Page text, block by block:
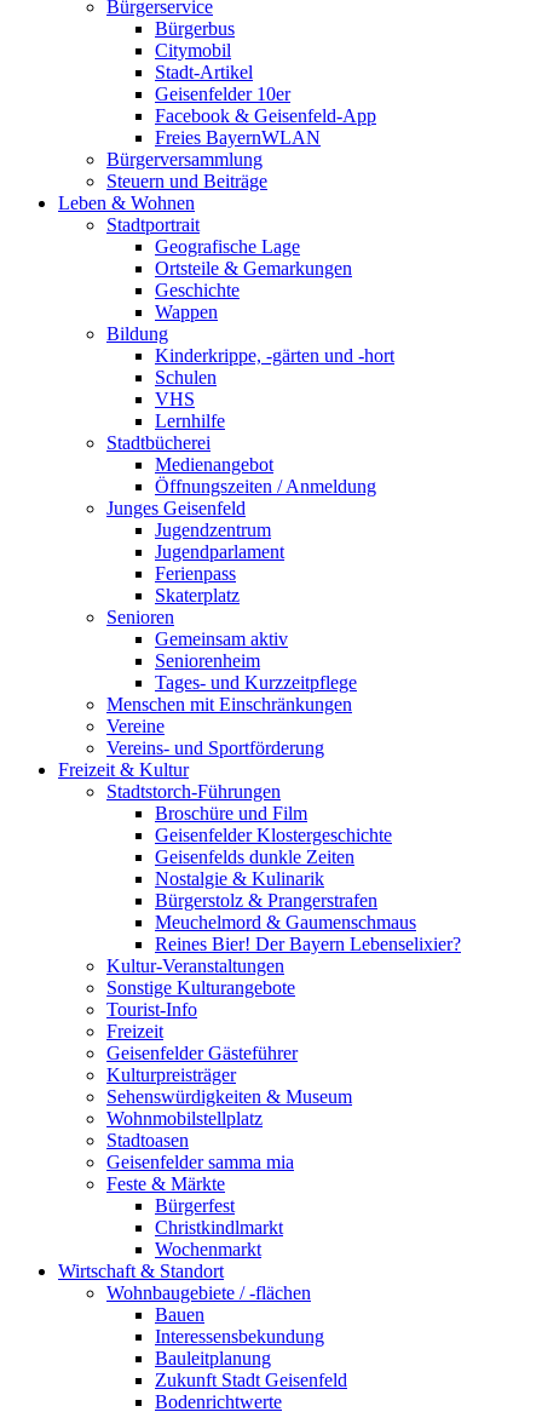
Bürgerservice
Bürgerbus
Citymobil
Stadt-Artikel
Geisenfelder 10er
Facebook & Geisenfeld-App
Freies BayernWLAN
Bürgerversammlung
Steuern und Beiträge
Leben & Wohnen
Stadtportrait
Geografische Lage
Ortsteile & Gemarkungen
Geschichte
Wappen
Bildung
Kinderkrippe, -gärten und -hort
Schulen
VHS
Lernhilfe
Stadtbücherei
Medienangebot
Öffnungszeiten / Anmeldung
Junges Geisenfeld
Jugendzentrum
Jugendparlament
Ferienpass
Skaterplatz
Senioren
Gemeinsam aktiv
Seniorenheim
Tages- und Kurzzeitpflege
Menschen mit Einschränkungen
Vereine
Vereins- und Sportförderung
Freizeit & Kultur
Stadtstorch-Führungen
Broschüre und Film
Geisenfelder Klostergeschichte
Geisenfelds dunkle Zeiten
Nostalgie & Kulinarik
Bürgerstolz & Prangerstrafen
Meuchelmord & Gaumenschmaus
Reines Bier! Der Bayern Lebenselixier?
Kultur-Veranstaltungen
Sonstige Kulturangebote
Tourist-Info
Freizeit
Geisenfelder Gästeführer
Kulturpreisträger
Sehenswürdigkeiten & Museum
Wohnmobilstellplatz
Stadtoasen
Geisenfelder samma mia
Feste & Märkte
Bürgerfest
Christkindlmarkt
Wochenmarkt
Wirtschaft & Standort
Wohnbaugebiete / -flächen
Bauen
Interessensbekundung
Bauleitplanung
Zukunft Stadt Geisenfeld
Bodenrichtwerte